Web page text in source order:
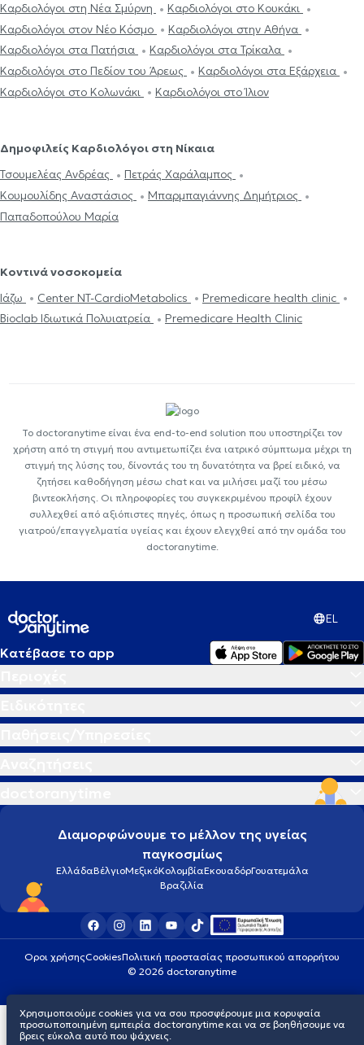
Καρδιολόγοι στη Νέα Σμύρνη
Καρδιολόγοι στο Κουκάκι
Καρδιολόγοι στον Νέο Κόσμο
Καρδιολόγοι στην Αθήνα
Καρδιολόγοι στα Πατήσια
Καρδιολόγοι στα Τρίκαλα
Καρδιολόγοι στο Πεδίον του Άρεως
Καρδιολόγοι στα Εξάρχεια
Καρδιολόγοι στο Κολωνάκι
Καρδιολόγοι στο Ίλιον
Δημοφιλείς Καρδιολόγοι στη Νίκαια
Τσουμελέας Ανδρέας
Πετράς Χαράλαμπος
Κουμουλίδης Αναστάσιος
Μπαρμπαγιάννης Δημήτριος
Παπαδοπούλου Μαρία
Κοντινά νοσοκομεία
Ιάζω
Center NT-CardioMetabolics
Premedicare health clinic
Bioclab Ιδιωτικά Πολυιατρεία
Premedicare Health Clinic
Το doctoranytime είναι ένα end-to-end solution που υποστηρίζει τον
χρήστη από τη στιγμή που αντιμετωπίζει ένα ιατρικό σύμπτωμα μέχρι τη
στιγμή της λύσης του, δίνοντάς του τη δυνατότητα να βρεί ειδικό, να
ζητήσει καθοδήγηση μέσω chat και να μιλήσει μαζί του μέσω
βιντεοκλήσης. Οι πληροφορίες του συγκεκριμένου προφίλ έχουν
συλλεχθεί από αξιόπιστες πηγές, όπως η προσωπική σελίδα του
γιατρού/επαγγελματία υγείας και έχουν ελεγχθεί από την ομάδα του
doctoranytime.
EL
Κατέβασε το app
Διαμορφώνουμε το μέλλον της υγείας
παγκοσμίως
ΕλλάδαΒέλγιοΜεξικόΚολομβίαΕκουαδόρΓουατεμάλα
Βραζιλία
Οροι χρήσηςCookiesΠολιτική προστασίας προσωπικού απορρήτου
© 2026 doctoranytime
Χρησιμοποιούμε cookies για να σου προσφέρουμε μια κορυφαία
προσωποποιημένη εμπειρία doctoranytime και να σε βοηθήσουμε να
βρεις εύκολα αυτό που ψάχνεις.